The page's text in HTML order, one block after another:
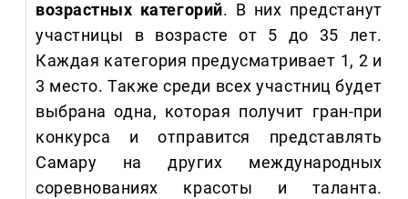
возрастных категорий. В них предстанут
участницы в возрасте от 5 до 35 лет.
Каждая категория предусматривает 1, 2 и
3 место. Также среди всех участниц будет
выбрана одна, которая получит гран-при
конкурса и отправится представлять
Самару на других международных
соревнованиях красоты и таланта.